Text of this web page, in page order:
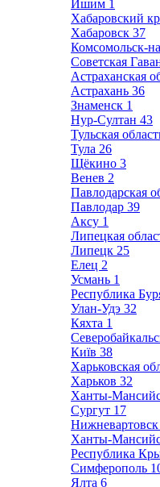
Ишим 1
Хабаровский
Хабаровск 37
Комсомольск-
Советская
Астраханская
Астрахань 36
Знаменск 1
Нур-Султан 43
Тульская
Тула 26
Щёкино 3
Венев 2
Павлодарская
Павлодар 39
Аксу 1
Липецкая
Липецк 25
Елец 2
Усмань 1
Республика
Улан-Удэ 32
Кяхта 1
Київ 38
Харьковская
Харьков 32
Ханты-
Сургут 17
Нижневартовск
Ханты-
Республика
Симферополь
Ялта 6